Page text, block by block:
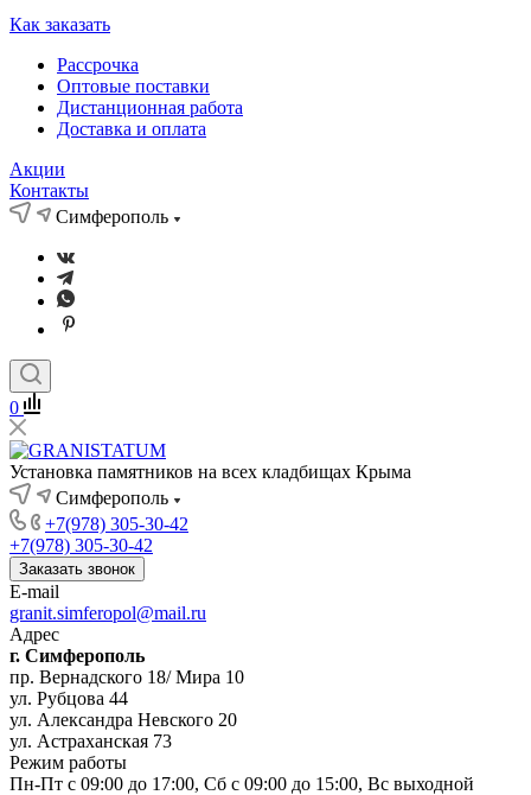
Как заказать
Рассрочка
Оптовые поставки
Дистанционная работа
Доставка и оплата
Акции
Контакты
Симферополь
0
Установка памятников на всех кладбищах Крыма
Симферополь
+7(978) 305-30-42
+7(978) 305-30-42
Заказать звонок
E-mail
granit.simferopol@mail.ru
Адрес
г. Симферополь
пр. Вернадского 18/ Мира 10
ул. Рубцова 44
ул. Александра Невского 20
ул. Астраханская 73
Режим работы
Пн-Пт с 09:00 до 17:00, Сб с 09:00 до 15:00, Вс выходной